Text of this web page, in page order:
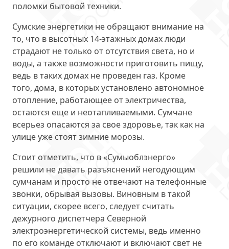
поломки бытовой техники.
Сумские энергетики не обращают внимание на
то, что в высотных 14-этажных домах люди
страдают не только от отсутствия света, но и
воды, а также возможности приготовить пищу,
ведь в таких домах не проведен газ. Кроме
того, дома, в которых установлено автономное
отопление, работающее от электричества,
остаются еще и неотапливаемыми. Сумчане
всерьез опасаются за свое здоровье, так как на
улице уже стоят зимние морозы.
Стоит отметить, что в «Сумыоблэнерго»
решили не давать разъяснений негодующим
сумчанам и просто не отвечают на телефонные
звонки, обрывая вызовы. Виновным в такой
ситуации, скорее всего, следует считать
дежурного диспетчера Северной
электроэнергетической системы, ведь именно
по его команде отключают и включают свет не